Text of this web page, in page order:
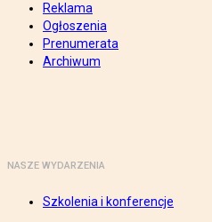
Reklama
Ogłoszenia
Prenumerata
Archiwum
NASZE WYDARZENIA
Szkolenia i konferencje